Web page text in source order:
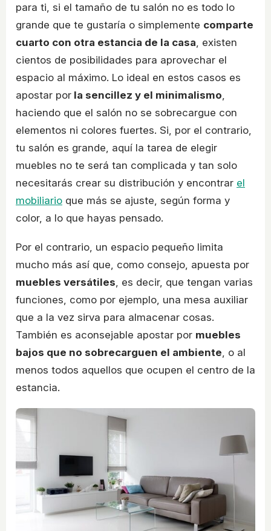
para ti, si el tamaño de tu salón no es todo lo
grande que te gustaría o simplemente comparte
cuarto con otra estancia de la casa , existen
cientos de posibilidades para aprovechar el
espacio al máximo. Lo ideal en estos casos es
apostar por la sencillez y el minimalismo
haciendo que el salón no se sobrecargue con
elementos ni colores fuertes. Si, por el contrario,
tu salón es grande, aquí la tarea de elegir
muebles no te será tan complicada y tan solo
necesitarás crear su distribución y encontrar el
mobiliario que más se ajuste, según forma y
color, a lo que hayas pensado.
Por el contrario, un espacio pequeño limita
mucho más así que, como consejo, apuesta por
muebles versátiles , es decir, que tengan varias
funciones, como por ejemplo, una mesa auxiliar
que a la vez sirva para almacenar cosas.
También es aconsejable apostar por muebles
bajos que no sobrecarguen el ambiente , o al
menos todos aquellos que ocupen el centro de la
estancia.